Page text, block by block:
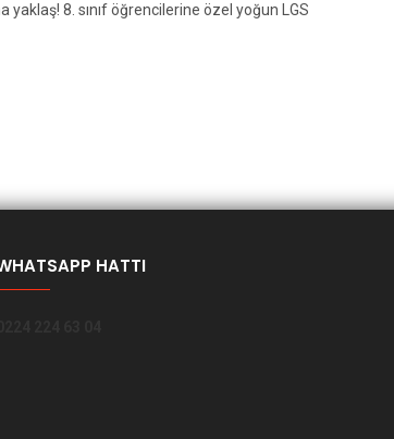
yaklaş! 8. sınıf öğrencilerine özel yoğun LGS
HATTI